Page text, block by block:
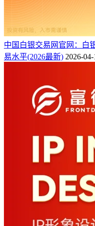
中国白银交易网官网：白
易水平(2026最新) 2026-04-